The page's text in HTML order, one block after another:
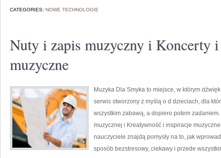
CATEGORIES: NOWE TECHNOLOGIE
Nuty i zapis muzyczny i Koncerty
muzyczne
Muzyka Dla Smyka to miejsce, w którym
serwis stworzony z myślą o d dzieciach, dla
wszystkim zabawą, a dopiero potem
muzycznej i Kreatywność i inspiracje
nauczyciele znajdą pomysły na to, jak
sposób bezstresowy, ciekawy i przede